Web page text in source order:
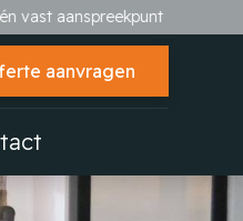
vast aanspreekpunt
aanvragen